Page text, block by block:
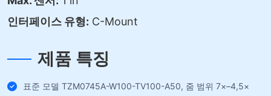
인터페이스 유형: C-Mount
제품 특징
표준 모델 TZM0745A-W100-TV100-A50, 줌 범위 7×–4,5×